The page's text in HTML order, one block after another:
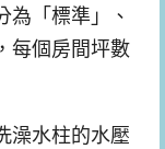
為「標準」、
每個房間坪數
澡水柱的水壓